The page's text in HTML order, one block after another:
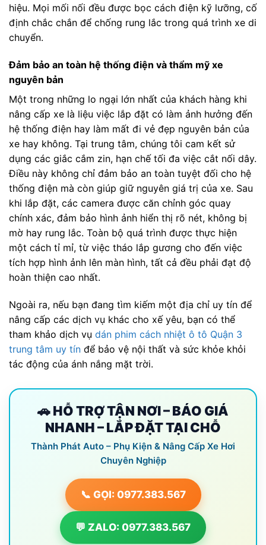
hiệu. Mọi mối nối đều được bọc cách điện kỹ lưỡng, cố
định chắc chắn để chống rung lắc trong quá trình xe di
chuyển.
Đảm bảo an toàn hệ thống điện và thẩm mỹ xe
nguyên bản
Một trong những lo ngại lớn nhất của khách hàng khi
nâng cấp xe là liệu việc lắp đặt có làm ảnh hưởng đến
hệ thống điện hay làm mất đi vẻ đẹp nguyên bản của
xe hay không. Tại trung tâm, chúng tôi cam kết sử
dụng các giắc cắm zin, hạn chế tối đa việc cắt nối dây.
Điều này không chỉ đảm bảo an toàn tuyệt đối cho hệ
thống điện mà còn giúp giữ nguyên giá trị của xe. Sau
khi lắp đặt, các camera được căn chỉnh góc quay
chính xác, đảm bảo hình ảnh hiển thị rõ nét, không bị
mờ hay rung lắc. Toàn bộ quá trình được thực hiện
một cách tỉ mỉ, từ việc tháo lắp gương cho đến việc
tích hợp hình ảnh lên màn hình, tất cả đều phải đạt độ
hoàn thiện cao nhất.
Ngoài ra, nếu bạn đang tìm kiếm một địa chỉ uy tín để
nâng cấp các dịch vụ khác cho xế yêu, bạn có thể
tham khảo dịch vụ dán phim cách nhiệt ô tô Quận 3
trung tâm uy tín để bảo vệ nội thất và sức khỏe khỏi
tác động của ánh nắng mặt trời.
🚗 HỖ TRỢ TẬN NƠI – BÁO GIÁ
NHANH – LẮP ĐẶT TẠI CHỖ
Thành Phát Auto – Phụ Kiện & Nâng Cấp Xe Hơi
Chuyên Nghiệp
📞 GỌI: 0977.383.567
💬 ZALO: 0977.383.567